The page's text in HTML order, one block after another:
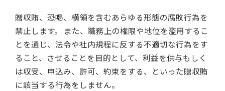
贈収賄、恐喝、横領を含むあらゆる形態の腐敗行為を
禁止します。 また、職務上の権限や地位を濫用するこ
とを通じ、法令や社内規程に反する不適切な行為をす
ること、させることを目的として、利益を供与もしく
は収受、申込み、許可、約束をする、といった贈収賄
に該当する行為をしません。